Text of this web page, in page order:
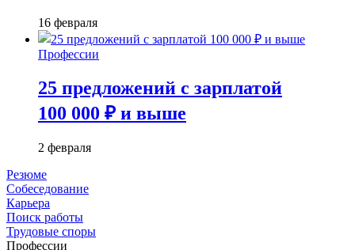
16 февраля
Профессии
25 предложений с зарплатой
100 000 ₽ и выше
2 февраля
Резюме
Собеседование
Карьера
Поиск работы
Трудовые споры
Профессии